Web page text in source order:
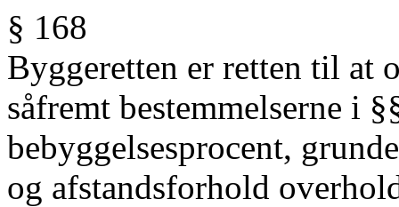
§ 168
Byggeretten er retten til at
såfremt bestemmelserne i
bebyggelsesprocent,
og afstandsforhold